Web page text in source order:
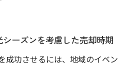
ーズンを考慮した売却時期
成功させるには、地域のイベン